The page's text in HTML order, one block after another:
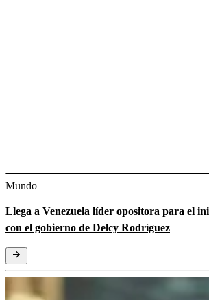
Mundo
Llega a Venezuela líder opositora para el
con el gobierno de Delcy Rodríguez